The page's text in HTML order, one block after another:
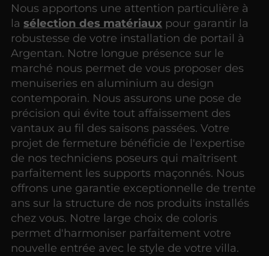
Nous apportons une attention particulière à
lasélection des matériaux pour garantir la
robustesse de votre installation de portail à
Argentan. Notre longue présence sur le
marché nous permet de vous proposer des
menuiseries en aluminium au design
contemporain. Nous assurons une pose de
précision qui évite tout affaissement des
vantaux au fil des saisons passées. Votre
projet de fermeture bénéficie de l'expertise
de nos techniciens poseurs qui maîtrisent
parfaitement les supports maçonnés. Nous
offrons une garantie exceptionnelle de trente
ans sur la structure de nos produits installés
chez vous. Notre large choix de coloris
permet d'harmoniser parfaitement votre
nouvelle entrée avec le style de votre villa.